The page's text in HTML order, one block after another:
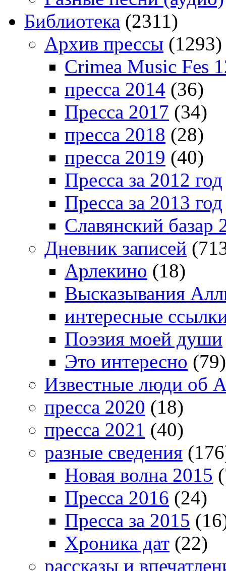
Библиотека (2311)
Архив прессы (1293)
Crimea Music Fes
пресса 2014 (36)
Пресса 2017 (34)
пресса 2018 (28)
пресса 2019 (40)
Пресса за 2012 год
Пресса за 2013 год
Славянский базар
Дневник записей
Арлекино (18)
Высказывания
интересные
Поэзия моей души
Это интересно (79)
Известные люди об
пресса 2020 (18)
пресса 2021 (40)
разные сведения
Новая волна 2015
Пресса 2016 (24)
Пресса за 2015
Хроника дат (22)
рассказы и